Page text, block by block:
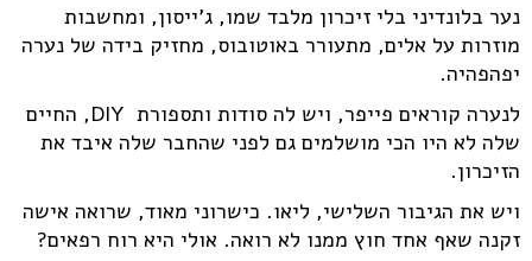
נער בלונדיני בלי זיכרון מלבד שמו, ג'ייסון, ומחשבות
מוזרות על אלים, מתעורר באוטובוס, מחזיק בידה של נערה
יפהפהיה.
לנערה קוראים פייפר, ויש לה סודות ותספורת DIY, החיים
שלה לא היו הכי מושלמים גם לפני שהחבר שלה איבד את
הזיכרון.
ויש את הגיבור השלישי, ליאו. כישרוני מאוד, שרואה אישה
זקנה שאף אחד חוץ ממנו לא רואה. אולי היא רוח רפאים?